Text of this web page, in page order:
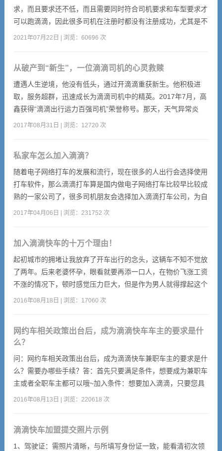
求，而且要求还不低，而且需要同时符合司机要求和车型要求才
可以跑滴滴，因此很多司机在注册时都没有注册成功，尤其是不
符合车型的要求，下面小编就给大家介绍一下关于滴滴车型的一
2021年07月22日 | 浏览：60696 次
从破产到“新生”，一位滴滴司机的心灵救赎
遭遇人生逆境，他没有低头，通过开滴滴重获新生。他积极进
取，服务超群，迅速成长为滴滴司机中的精英。2017年7月，高
鑫获得“滴滴出行运力百强司机”荣誉称号。那天，天气异常炎
热，司机高鑫跑完早高峰，又饿又累，正准备回家吃饭，却忘关
将您父亲安全送到家”，随即就去接乘客。
2017年08月31日 | 浏览：12720 次
私家车怎么加入滴滴？
随着电子网络打车的发展和流行，现在很多的人出行会选择使用
打车软件，那么滴滴打车算是国内做电子网络打车比较早比较成
熟的一家公司了，很多司机朋友会选择加入滴滴打车公司，为自
己增加客源，节省时间，有的上班族会利用业余时间加入滴滴赚
2017年04月06日 | 浏览：231752 次
加入滴滴快车的十万个理由！
起初城市的拥堵让我放弃了开车出行的念头，这辆车不知不觉放
了两年。后来老婆怀孕，眼看就要再添一口人，在物价飞涨工资
不涨的情况下，顿时感觉压力巨大，但是作为男人就得撑起这个
家，不管多累，不管多辛苦。思考之后选择了当滴滴司机，之所
2016年08月18日 | 浏览：17060 次
网约车相关政策出台后，成为滴滴快车车主的要求是什
么？
问：网约车相关政策出台后，成为滴滴快车兼职车主的要求是什
么？需要办哪些手续？答：首先只要满足条件，想要成为兼职车
主或者全职车主都可以哦~加入条件：想要加入滴滴，只要您具
有3年以上驾龄，车龄在8年以下，车型符合平台要求（注册页面
2016年08月13日 | 浏览：220618 次
滴滴快车加盟提交照片示例
1、驾驶证：需照片清晰，与所填写身份证一致，能看清初次领